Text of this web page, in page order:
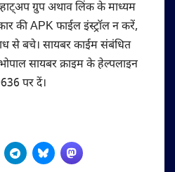
ग्रुप अथाव लिंक के माध्यम
की APK फाईल इंस्ट्रॉल न करें,
से बचे। सायबर काईम संबंधित
सायबर क्राइम के हेल्पलाइन
पर दें।